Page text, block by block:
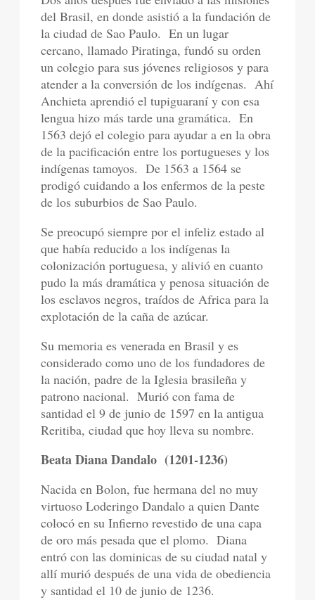
del Brasil, en donde asistió a la fundación de
la ciudad de Sao Paulo. En un lugar
cercano, llamado Piratinga, fundó su orden
un colegio para sus jóvenes religiosos y para
atender a la conversión de los indígenas. Ahí
Anchieta aprendió el tupiguaraní y con esa
lengua hizo más tarde una gramática. En
1563 dejó el colegio para ayudar a en la obra
de la pacificación entre los portugueses y los
indígenas tamoyos. De 1563 a 1564 se
prodigó cuidando a los enfermos de la peste
de los suburbios de Sao Paulo.
Se preocupó siempre por el infeliz estado al
que había reducido a los indígenas la
colonización portuguesa, y alivió en cuanto
pudo la más dramática y penosa situación de
los esclavos negros, traídos de Africa para la
explotación de la caña de azúcar.
Su memoria es venerada en Brasil y es
considerado como uno de los fundadores de
la nación, padre de la Iglesia brasileña y
patrono nacional. Murió con fama de
santidad el 9 de junio de 1597 en la antigua
Reritiba, ciudad que hoy lleva su nombre.
Beata Diana Dandalo (1201-1236)
Nacida en Bolon, fue hermana del no muy
virtuoso Loderingo Dandalo a quien Dante
colocó en su Infierno revestido de una capa
de oro más pesada que el plomo. Diana
entró con las dominicas de su ciudad natal y
allí murió después de una vida de obediencia
y santidad el 10 de junio de 1236.